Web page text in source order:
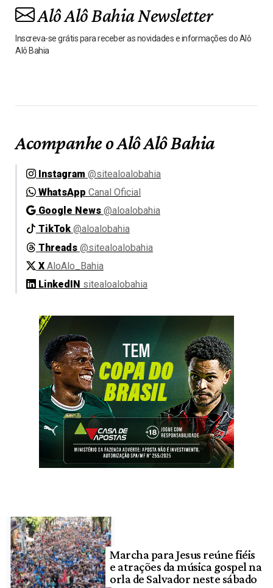
Alô Alô Bahia Newsletter
Inscreva-se grátis para receber as novidades e informações do Alô
Alô Bahia
Acompanhe o Alô Alô Bahia
Instagram @sitealoalobahia
WhatsApp Canal Oficial
Google News @aloalobahia
TikTok @aloalobahia
Threads @sitealoalobahia
X AloAlo_Bahia
LinkedIN sitealoalobahia
Marcha para Jesus reúne fiéis
e atrações da música gospel na
orla de Salvador neste sábado